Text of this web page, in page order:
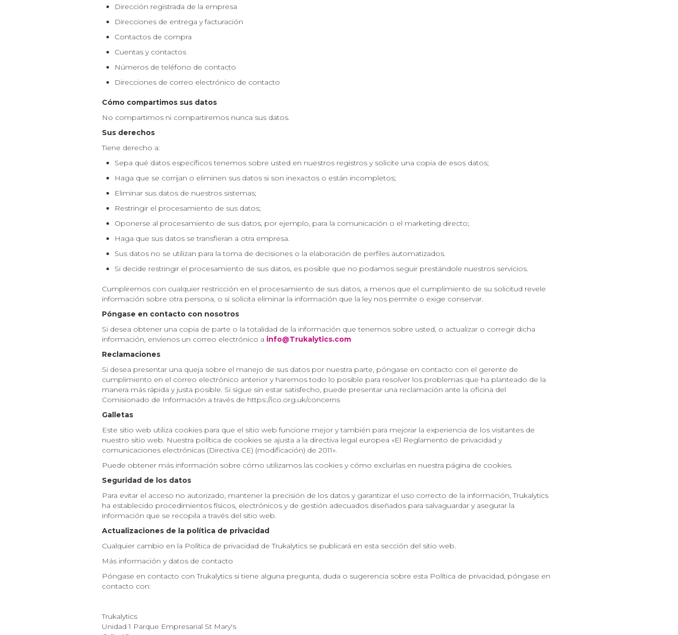
Dirección registrada de la empresa
Direcciones de entrega y facturación
Contactos de compra
Cuentas y contactos
Números de teléfono de contacto
Direcciones de correo electrónico de contacto
Cómo compartimos sus datos
No compartimos ni compartiremos nunca sus datos.
Sus derechos
Tiene derecho a:
Sepa qué datos específicos tenemos sobre usted en nuestros registros y solicite una copia de esos datos;
Haga que se corrijan o eliminen sus datos si son inexactos o están incompletos;
Eliminar sus datos de nuestros sistemas;
Restringir el procesamiento de sus datos;
Oponerse al procesamiento de sus datos, por ejemplo, para la comunicación o el marketing directo;
Haga que sus datos se transfieran a otra empresa.
Sus datos no se utilizan para la toma de decisiones o la elaboración de perfiles automatizados.
Si decide restringir el procesamiento de sus datos, es posible que no podamos seguir prestándole nuestros servicios.
Cumpliremos con cualquier restricción en el procesamiento de sus datos, a menos que el cumplimiento de su solicitud revele
información sobre otra persona, o si solicita eliminar la información que la ley nos permite o exige conservar.
Póngase en contacto con nosotros
Si desea obtener una copia de parte o la totalidad de la información que tenemos sobre usted, o actualizar o corregir dicha
información, envíenos un correo electrónico a info@Trukalytics.com
Reclamaciones
Si desea presentar una queja sobre el manejo de sus datos por nuestra parte, póngase en contacto con el gerente de
cumplimiento en el correo electrónico anterior y haremos todo lo posible para resolver los problemas que ha planteado de la
manera más rápida y justa posible. Si sigue sin estar satisfecho, puede presentar una reclamación ante la oficina del
Comisionado de Información a través de https://ico.org.uk/concerns
Galletas
Este sitio web utiliza cookies para que el sitio web funcione mejor y también para mejorar la experiencia de los visitantes de
nuestro sitio web. Nuestra política de cookies se ajusta a la directiva legal europea «El Reglamento de privacidad y
comunicaciones electrónicas (Directiva CE) (modificación) de 2011».
Puede obtener más información sobre cómo utilizamos las cookies y cómo excluirlas en nuestra página de cookies.
Seguridad de los datos
Para evitar el acceso no autorizado, mantener la precisión de los datos y garantizar el uso correcto de la información, Trukalytics
ha establecido procedimientos físicos, electrónicos y de gestión adecuados diseñados para salvaguardar y asegurar la
información que se recopila a través del sitio web.
Actualizaciones de la política de privacidad
Cualquier cambio en la Política de privacidad de Trukalytics se publicará en esta sección del sitio web.
Más información y datos de contacto
Póngase en contacto con Trukalytics si tiene alguna pregunta, duda o sugerencia sobre esta Política de privacidad, póngase en
contacto con:
Trukalytics
Unidad 1 Parque Empresarial St Mary's